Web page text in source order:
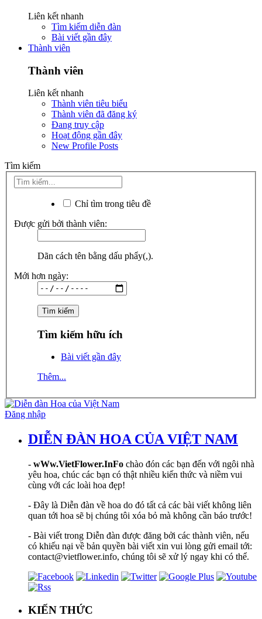
Liên kết nhanh
Tìm kiếm diễn đàn
Bài viết gần đây
Thành viên
Thành viên
Liên kết nhanh
Thành viên tiêu biểu
Thành viên đã đăng ký
Đang truy cập
Hoạt động gần đây
New Profile Posts
Tìm kiếm
Chỉ tìm trong tiêu đề
Được gửi bởi thành viên:
Dãn cách tên bằng dấu phẩy(,).
Mới hơn ngày:
Tìm kiếm hữu ích
Bài viết gần đây
Thêm...
Đăng nhập
DIỄN ĐÀN HOA CỦA VIỆT NAM
- wWw.VietFlower.InFo chào đón các bạn đến với ngôi nhà
yêu hoa, chúc các bạn có thật nhiều kiến thức và niềm vui
cùng với các loài hoa đẹp!
- Đây là Diễn đàn về hoa do đó tất cả các bài viết không liên
quan tới hoa sẽ bị chúng tôi xóa bỏ mà không cần báo trước!
- Bài viết trong Diễn đàn được đăng bởi các thành viên, nếu
có khiếu nại về bản quyền bài viết xin vui lòng gửi email tới:
contact@vietflower.info, chúng tôi sẽ xử lý ngay khi có thể.
KIẾN THỨC